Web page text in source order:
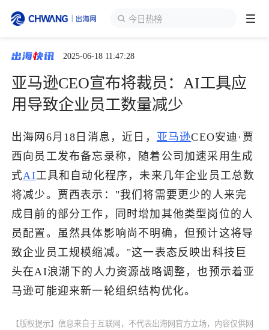
今日热榜
跨境展会
出海服务
出海资讯
跨境报告
出海导航
出海交流群
了解出海网
2025-06-18 11:47:28
亚马逊CEO宣布将裁员：AI工具应
用导致企业员工数量减少​
出海网6月18日消息，近日， 亚马逊CEO安迪·贾
西向员工发布备忘录称，随着公司加速采用生成
式AI工具和自动化程序，未来几年企业员工总数
将减少。贾西表示："我们将需要更少的人来完
成目前的部分工作，同时增加其他类型岗位的人
员配置。虽然具体影响尚不明确，但预计这将导
致企业员工规模缩减。"这一表态反映出科技巨
头在AI浪潮下的人力资源战略调整，也预示着亚
马逊可能迎来新一轮组织结构优化。
【版权提示】信息来自于互联网，不代表出海网官方立场，内容仅供网